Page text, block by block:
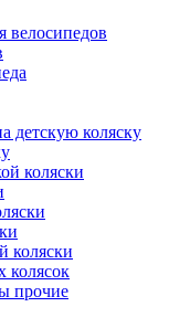
велосипедов
детскую коляску
коляски
коляски
колясок
прочие